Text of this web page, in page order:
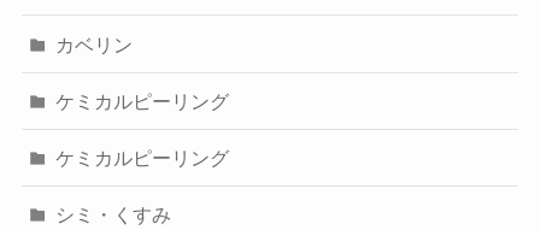
カベリン
ケミカルピーリング
ケミカルピーリング
シミ・くすみ